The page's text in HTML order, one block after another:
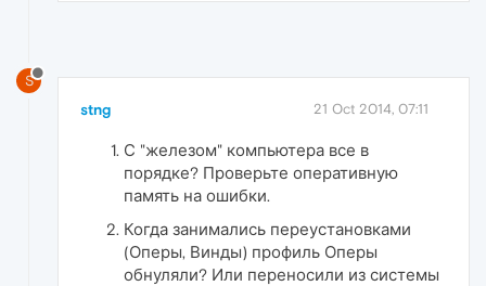
S
stng 21 Oct 2014, 07:11
С "железом" компьютера все в
порядке? Проверьте оперативную
память на ошибки.
Когда занимались переустановками
(Оперы, Винды) профиль Оперы
обнуляли? Или переносили из системы